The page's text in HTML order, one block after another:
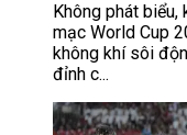
Không phát biểu,
mạc World Cup
không khí sôi
đỉnh c...